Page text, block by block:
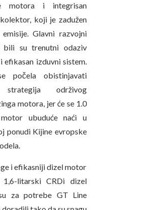
motora i integrisan
koji je zadužen
Glavni razvojni
bili su trenutni odaziv
efikasan izduvni sistem.
počela obistinjavati
održivog
motora, jer će se 1.0
ubuduće naći u
ponudi Kijine evropske
i efikasniji dizel motor
1,6-litarski CRDi dizel
za potrebe GT Line